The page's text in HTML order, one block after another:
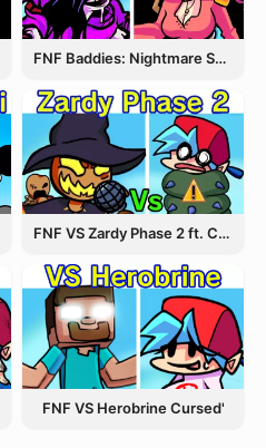
FNF Baddies: Nightmare Spin Off
FNF VS Zardy Phase 2 ft. CableCrow
FNF VS Herobrine Cursed'